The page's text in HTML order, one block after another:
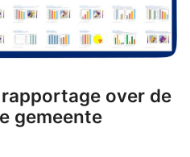
over de
gemeente